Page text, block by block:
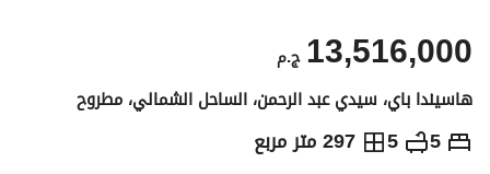
ج.م 13,516,000
هاسيندا باي، سيدي عبد الرحمن، الساحل الشمالي، مطروح
5
5 297 متر مربع ج.م13,516,000